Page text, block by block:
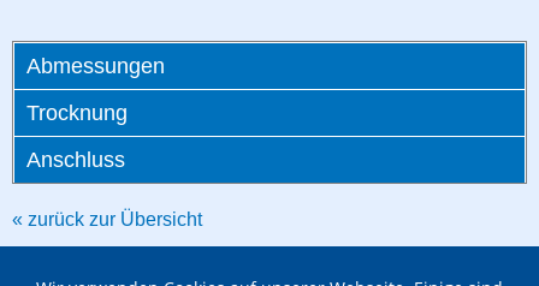
Abmessungen
Trocknung
Anschluss
« zurück zur Übersicht